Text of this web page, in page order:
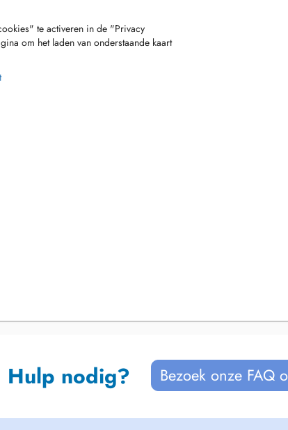
te activeren in de "Privacy
om het laden van onderstaande kaart
Hulp nodig? Bezoek onze FAQ